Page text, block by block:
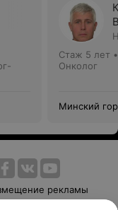
Стаж 5 лет
Онколог
Минский
рекламы